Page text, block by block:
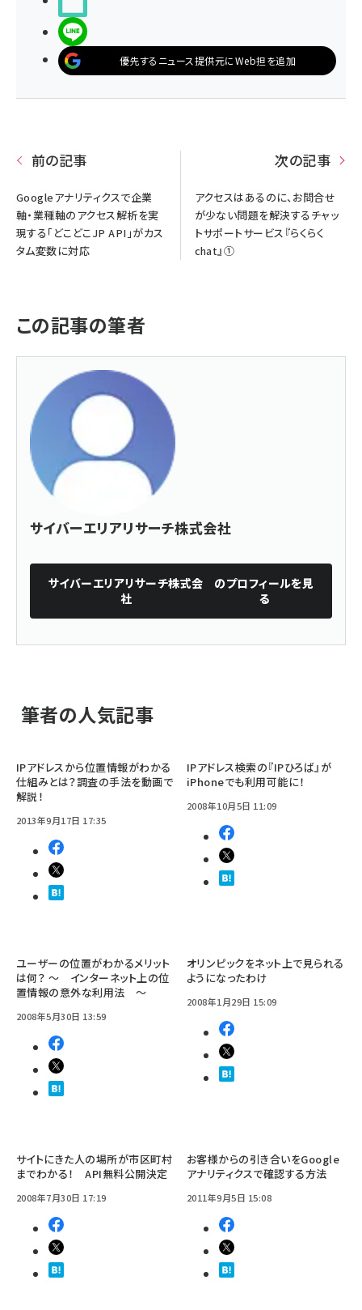
優先するニュース提供元にWeb担を追加
前の記事
Googleアナリティクスで企業
軸・業種軸のアクセス解析を実
現する「どこどこJP API」がカス
タム変数に対応
次の記事
アクセスはあるのに、お問合せ
が少ない問題を解決するチャッ
トサポートサービス『らくらく
chat』①
この記事の筆者
サイバーエリアリサーチ株式会社
サイバーエリアリサーチ株式会
社
のプロフィールを見
る
筆者の人気記事
IPアドレスから位置情報がわかる
仕組みとは？調査の手法を動画で
解説！
2013年9月17日 17:35
IPアドレス検索の『IPひろば』が
iPhoneでも利用可能に！
2008年10月5日 11:09
ユーザーの位置がわかるメリット
は何？ ～ インターネット上の位
置情報の意外な利用法 ～
2008年5月30日 13:59
オリンピックをネット上で見られる
ようになったわけ
2008年1月29日 15:09
サイトにきた人の場所が市区町村
までわかる！ API無料公開決定
2008年7月30日 17:19
お客様からの引き合いをGoogle
アナリティクスで確認する方法
2011年9月5日 15:08